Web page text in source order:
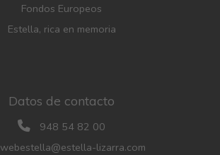
Fondos Europeos
Estella, rica en memoria
Datos de contacto
948 54 82 00
webestella@estella-lizarra.com